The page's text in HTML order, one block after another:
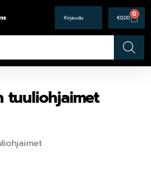
€0,00 0
tuuliohjaimet